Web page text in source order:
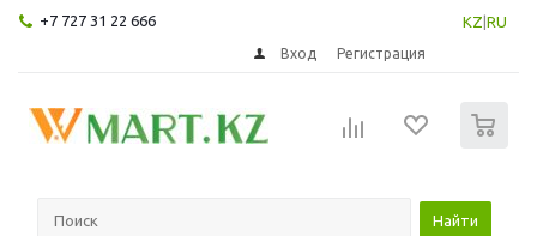
+7 727 31 22 666 KZ RU
Вход Регистрация
Найти